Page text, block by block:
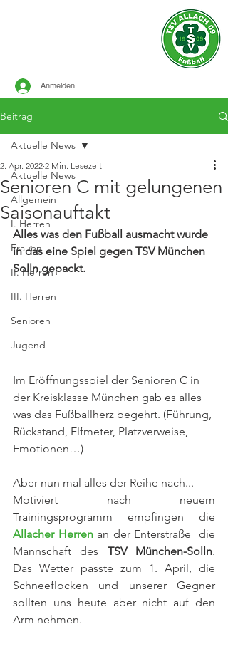
Anmelden
Beitrag
Aktuelle News
Allgemein
I. Herren
Frauen
II. Herren
III. Herren
Senioren
Jugend
Aktuelle News
Senioren C mit gelungenen
Saisonauftakt
2. Apr. 2022 2 Min. Lesezeit
Alles was den Fußball ausmacht wurde
in das eine Spiel gegen TSV München
Solln gepackt.
Im Eröffnungsspiel der Senioren C in
der Kreisklasse München gab es alles
was das Fußballherz begehrt. (Führung,
Rückstand, Elfmeter, Platzverweise,
Emotionen…)
Aber nun mal alles der Reihe nach...
Motiviert nach neuem
Allacher Herren an der Enterstraße  die
Mannschaft des TSV München-Solln.
Das Wetter passte zum 1. April, die
Schneeflocken und unserer Gegner
sollten uns heute aber nicht auf den
Arm nehmen.